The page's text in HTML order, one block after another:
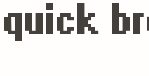
quick